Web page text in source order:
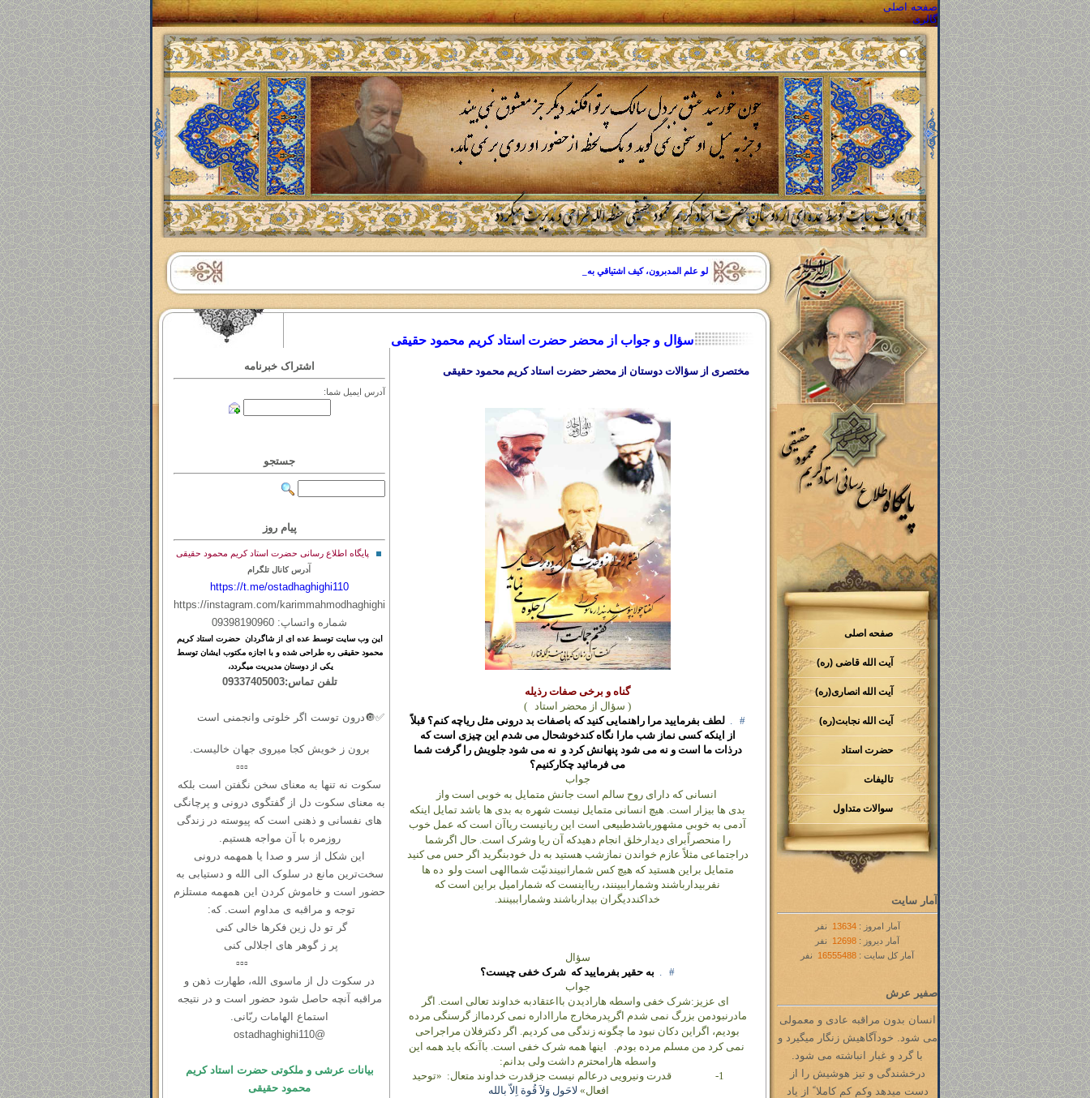
صفحه اصلی
گالری
گالری تصاویر
گالری صوتی
گالری فیلم
محصولات
مشاهده محصولات
ارسال سفارش محصول
پیگیری سفارش محصول
تماس با ما
سوالات متداول
تماس با ما
نقشه سایت
تعاون و همکاری
صفحه اصلی
آیت الله قاضی (ره)
آیت الله انصاری(ره)
آیت الله نجابت(ره)
حضرت استاد
تالیفات
سوالات متداول
آمار سایت
آمار امروز :13634
نفر
آمار دیروز : 12698 نفر
آمار کل سایت : 16555488 نفر
صفیر عرش
انسان بدون مراقبه عادی و معمولی
می شود. خودآگاهیش زنگار میگیرد و
با گرد و غبار انباشته می شود.
درخشندگی و تیز هوشیش را از
دست میدهد وکم کم کاملا ً از یاد
لو علم المدبرون، کيف اشتياقي بهم، لماتو شوقا"
سؤال و جواب از محضر حضرت استاد کریم محمود حقیقی
مختصری از سؤالات دوستان از محضر حضرت استاد کریم محمود حقیقی
گناه و برخی صفات رذیله
( سؤال از محضر استاد )
#
. لطف بفرمایید مرا راهنمایی کنید که باصفات بد درونی مثل ریاچه کنم؟ قبلاً
از
اینکه کسی نماز شب مارا
نگاه کندخوشحال می شدم این چیزی است که
درذات ما است و نه می شود پنهانش کرد و نه می شود جلویش را گرفت شما
می فرمائید چکارکنیم؟
جواب
انسانی که دارای روح سالم است جانش متمایل به خوبی است واز
بدی ها بیزار
است. هیچ انسانی متمایل نیست شهره به بدی ها باشد تمایل اینکه
آدمی به خوبی مشهورباشدطبیعی است این ریانیست ریاآن است که عمل خوب
را منحصراًبرای دیدارخلق انجام دهیدکه آن ریا وشرک است. حال اگرشما
دراجتماعی مثلاً عازم خواندن نمازشب هستید به دل خودبنگرید اگر حس می کنید
متمایل براین هستید که هیچ کس شمارانبیندنیّت شماالهی است ولو ده ها
نفربیدارباشند وشماراببینند، ریااینست که شمارامیل براین است که
خداکنددیگران بیدارباشند وشماراببینند.
سؤال
#
. به حقیر بفرمایید که شرک خفی چیست؟
جواب
ای عزیز:شرک خفی واسطه هارادیدن بااعتقادبه خداوند تعالی است. اگر
مادرنبودمن بزرگ نمی شدم اگرپدرمخارج مارااداره نمی کردمااز گرسنگی مرده
بودیم، اگراین دکان نبود ما چگونه زندگی می کردیم. اگر دکترفلان مراجراحی
نمی کرد من مسلم مرده بودم.
اینها همه شرک خفی است. باآنکه باید همه این
واسطه هارامحترم داشت ولی بدانم:
1-
قدرت ونیرویی درعالم نیست جزقدرت خداوند متعال: «توحید
افعال» لاحَول وَلاَ قُوة اِلاّ بالله
اشتراک خبرنامه
آدرس ایمیل شما:
جستجو
پیام روز
پایگاه اطلاع رسانی حضرت استاد کریم محمود حقیقی
آدرس کانال تلگرام
https://t.me/ostadhaghighi110
https://instagram.com/karimmahmodhaghighi
شماره واتساپ: 09398190960
اینوب سایت توسطعده ای از شاگردان حضرت استاد کریم
محمود حقیقی ره طراحی شده و با اجازه مکتوب ایشان توسط
یکی از دوستان مدیریت میگردد،
تلفن تماس:09337405003
✅🔘درون توست اگر خلوتی وانجمنی است
برون ز خویش کجا میروی جهان خالیست.
▫️▫️▫️
سکوت نه ‌تنها به معنای سخن نگفتن است بلکه
به معنای سکوت دل از گفتگوی درونی و ‌پرچانگی
های نفسانی و ذهنی است که پیوسته در زندگی
روزمره با آن مواجه هستیم.
این شکل از سر و صدا یا همهمه‌ درونی
سخت‌ترین مانع در سلوک الی الله و دستیابی به
حضور است و خاموش کردن این همهمه مستلزم
توجه و مراقبه ی مداوم است. که:
گر تو دل زین فکرها خالی کنی
پر ز گوهر های اجلالی کنی
▫️▫️▫️
در سكوت دل از ماسوی الله، طهارت ذهن و
مراقبه آنچه حاصل شود حضور است و در نتیجه
استماع الهامات ربّانی.
@ostadhaghighi110
بیانات عرشی و ملکوتی حضرت استاد کریم
محمود حقیقی